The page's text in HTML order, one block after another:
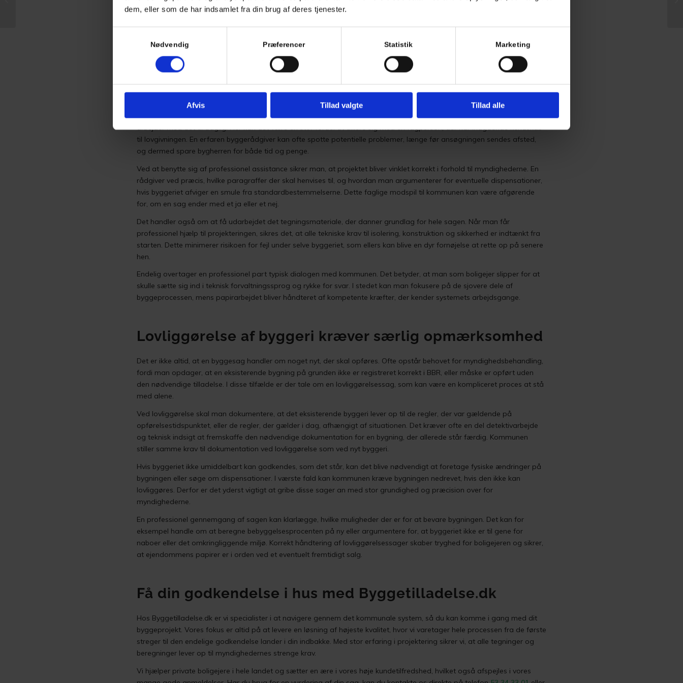
dem, eller som de har indsamlet fra din brug af deres tjenester.
Nødvendig Præferencer Statistik Marketing
Afvis Tillad valgte Tillad alle
Det er afgørende, at alle disse dokumenter er udført i målestok og lever op til de gældende standarder for teknisk
tegning. Hvis materialet fremstår amatørmæssigt eller upræcist, stiger risikoen for, at kommunen ikke kan vurdere, om
Hvordan en ekstern rådgiver gør forskellen
At navigere i junglen af bygningsreglementer og lokalplaner kan være en uoverskuelig opgave for de fleste, der ikke
arbejder med det til daglig. Her kan det være en stor fordel at alliere sig med en fagperson, der har indgående kendskab
til lovgivningen. En erfaren byggerådgiver kan ofte spotte potentielle problemer, længe før ansøgningen sendes afsted,
og dermed spare bygherren for både tid og penge.
Ved at benytte sig af professionel assistance sikrer man, at projektet bliver vinklet korrekt i forhold til myndighederne. En
rådgiver ved præcis, hvilke paragraffer der skal henvises til, og hvordan man argumenterer for eventuelle dispensationer,
hvis byggeriet afviger en smule fra standardbestemmelserne. Dette faglige modspil til kommunen kan være afgørende
for, om en sag ender med et ja eller et nej.
Det handler også om at få udarbejdet det tegningsmateriale, der danner grundlag for hele sagen. Når man får
professionel hjælp til projekteringen, sikres det, at alle tekniske krav til isolering, konstruktion og sikkerhed er indtænkt fra
starten. Dette minimerer risikoen for fejl under selve byggeriet, som ellers kan blive en dyr fornøjelse at rette op på senere
hen.
Endelig overtager en professionel part typisk dialogen med kommunen. Det betyder, at man som boligejer slipper for at
skulle sætte sig ind i teknisk forvaltningssprog og rykke for svar. I stedet kan man fokusere på de sjovere dele af
byggeprocessen, mens papirarbejdet bliver håndteret af kompetente kræfter, der kender systemets arbejdsgange.
Lovliggørelse af byggeri kræver særlig opmærksomhed
Det er ikke altid, at en byggesag handler om noget nyt, der skal opføres. Ofte opstår behovet for myndighedsbehandling,
fordi man opdager, at en eksisterende bygning på grunden ikke er registreret korrekt i BBR, eller måske er opført uden
den nødvendige tilladelse. I disse tilfælde er der tale om en lovliggørelsessag, som kan være en kompliceret proces at stå
med alene.
Ved lovliggørelse skal man dokumentere, at det eksisterende byggeri lever op til de regler, der var gældende på
opførelsestidspunktet, eller de regler, der gælder i dag, afhængigt af situationen. Det kræver ofte en del detektivarbejde
og teknisk indsigt at fremskaffe den nødvendige dokumentation for en bygning, der allerede står færdig. Kommunen
stiller samme krav til dokumentation ved lovliggørelse som ved nyt byggeri.
Hvis byggeriet ikke umiddelbart kan godkendes, som det står, kan det blive nødvendigt at foretage fysiske ændringer på
bygningen eller søge om dispensationer. I værste fald kan kommunen kræve bygningen nedrevet, hvis den ikke kan
lovliggøres. Derfor er det yderst vigtigt at gribe disse sager an med stor grundighed og præcision over for
myndighederne.
En professionel gennemgang af sagen kan klarlægge, hvilke muligheder der er for at bevare bygningen. Det kan for
eksempel handle om at beregne bebyggelsesprocenten på ny eller argumentere for, at byggeriet ikke er til gene for
naboer eller det omkringliggende miljø. Korrekt håndtering af lovliggørelsessager skaber tryghed for boligejeren og sikrer,
at ejendommens papirer er i orden ved et eventuelt fremtidigt salg.
Få din godkendelse i hus med Byggetilladelse.dk
Hos Byggetilladelse.dk er vi specialister i at navigere gennem det kommunale system, så du kan komme i gang med dit
byggeprojekt. Vores fokus er altid på at levere en løsning af højeste kvalitet, hvor vi varetager hele processen fra de første
streger til den endelige godkendelse lander i din indbakke. Med stor erfaring i projektering sikrer vi, at alle tegninger og
beregninger lever op til myndighedernes strenge krav.
Vi hjælper private boligejere i hele landet og sætter en ære i vores høje kundetilfredshed, hvilket også afspejles i vores